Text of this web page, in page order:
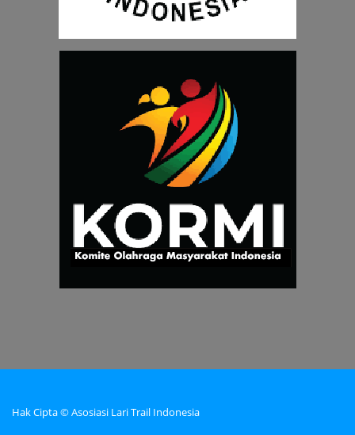
Hak Cipta © Asosiasi Lari Trail Indonesia